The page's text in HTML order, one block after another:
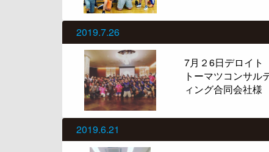
2019.7.26
7月２6日デロイト
トーマツコンサル
ィング合同会社様
2019.6.21